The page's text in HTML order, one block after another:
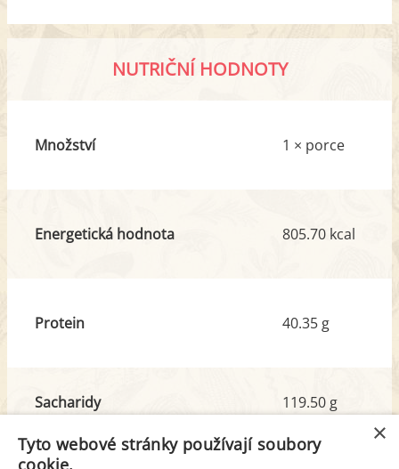
NUTRIČNÍ HODNOTY
Množství 1 × porce
Energetická hodnota 805.70 kcal
Protein 40.35 g
Sacharidy
z toho cukr
119.50 g
0.40 g
×
Tyto webové stránky používají soubory
cookie.